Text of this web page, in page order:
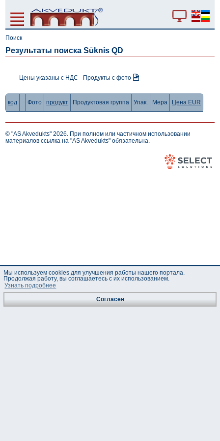
Поиск
Результаты поиска Sūknis QD
Цены указаны с НДС Продукты с фото
код Фото продукт Продуктовая группа Упак. Мера Цена EUR
© "AS Akvedukts" 2026. При полном или частичном использовании
материалов ссылка на "AS Akvedukts" обязательна.
Мы используем cookies для улучшения работы нашего портала.
Продолжая работу, вы соглашаетесь с их использованием.
Узнать подробнее
Согласен